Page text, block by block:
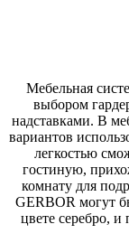
Мебельная
выбором
надставками. В
вариантов
легкостью
гостиную,
комнату для
GERBOR могут
цвете серебро, и